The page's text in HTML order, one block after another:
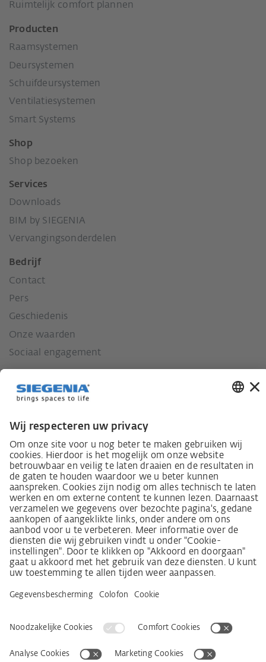
Ruimtelijk comfort plannen
Producten
Raamsystemen
Deursystemen
Schuifdeursystemen
Ventilatiesystemen
Smart Systems
Shop
Shop bezoeken
Services
Downloads
BIM by SIEGENIA
Vervangingsonderdelen
Bedrijf
Contact
Pers
Geschiedenis
Onze waarden
Sociaal engagement
Wet inzake zorgvuldigheid in de toeleveringsketen
Leverancierscode
Wet inzake zorgvuldigheid in de toeleveringsketen
(LkSG) brochure
Beginselverklaring voor de mensenrechtstrategie
Beroepsinstantie
Colofon AVG
Privacyverklaring